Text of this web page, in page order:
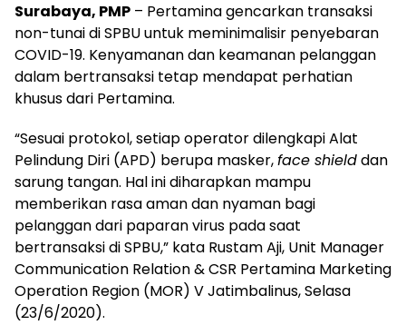
Surabaya, PMP – Pertamina gencarkan transaksi
non-tunai di SPBU untuk meminimalisir penyebaran
COVID-19. Kenyamanan dan keamanan pelanggan
dalam bertransaksi tetap mendapat perhatian
khusus dari Pertamina.
“Sesuai protokol, setiap operator dilengkapi Alat
Pelindung Diri (APD) berupa masker,face shielddan
sarung tangan. Hal ini diharapkan mampu
memberikan rasa aman dan nyaman bagi
pelanggan dari paparan virus pada saat
bertransaksi di SPBU,” kata Rustam Aji, Unit Manager
Communication Relation & CSR Pertamina Marketing
Operation Region (MOR) V Jatimbalinus, Selasa
(23/6/2020).